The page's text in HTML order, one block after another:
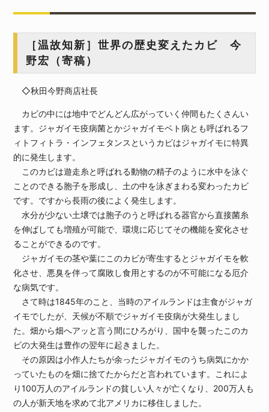
［温故知新］世界の歴史変えたカビ 今
野宏（寄稿）
◇秋田今野商店社長
カビの中には地中でどんどん広がっていく仲間もたくさんい
ます。ジャガイモ疫病菌とかジャガイモベト病とも呼ばれるフ
ィトフィトラ・インフェタンスというカビはジャガイモに特異
的に発生します。
このカビは遊走糸と呼ばれる動物の精子のように水中を泳ぐ
ことのできる胞子を形成し、土の中を泳ぎまわる変わったカビ
です。ですから長雨の後によく発生します。
水分が少ない土壌では胞子のうと呼ばれる器官から直接菌糸
を伸ばしても増殖が可能で、環境に応じてその機能を変化させ
ることができるのです。
ジャガイモの茎や葉にこのカビが寄生するとジャガイモを軟
化させ、悪臭を伴って腐敗し食用とするのが不可能になる厄介
な病気です。
さて時は1845年のこと、当時のアイルランドは主食がジャガ
イモでしたが、天候が不順でジャガイモ疫病が大発生しまし
た。畑から畑へアッと言う間にひろがり、国中を襲ったこのカ
ビの大発生は豊作の翌年に起きました。
その原因は小作人たちが余ったジャガイモのうち病気にかか
っていたものを畑に捨てたからだと言われています。これによ
り100万人のアイルランドの貧しい人々が亡くなり、200万人も
の人が新天地を求めて北アメリカに移住しました。